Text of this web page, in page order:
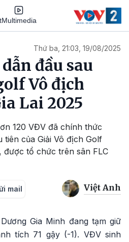
Multimedia
Thứ ba, 21:03, 19/08/2025
đầu sau
Vô địch
Lai 2025
120 VĐV đã chính thức
của Giải Vô địch Golf
được tổ chức trên sân FLC
mail Việt Anh
Gia Minh đang tạm giữ
tích 71 gậy (-1). VĐV sinh